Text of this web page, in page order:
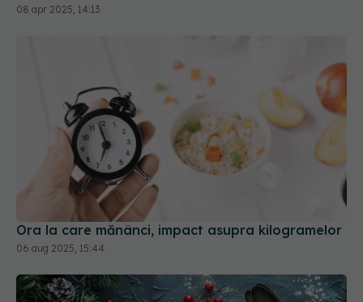
Ora la care mănânci, impact asupra kilogramelor
06 aug 2025, 15:44